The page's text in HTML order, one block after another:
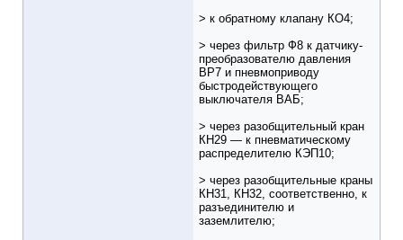
> к обратному клапану КО4;
> через фильтр Ф8 к датчику-
преобразователю давления
ВР7 и пневмоприводу
быстродействующего
выключателя ВАБ;
> через разобщительный кран
КН29 — к пневматическому
распределителю КЭП10;
> через разобщительные краны
КН31, КН32, соответственно, к
разъединителю и
заземлителю;